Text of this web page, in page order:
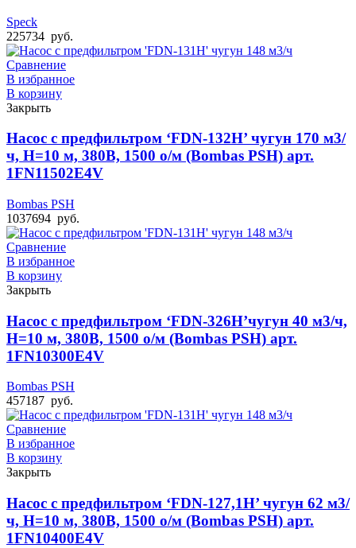
Speck
225734 руб.
Сравнение
В избранное
В корзину
Закрыть
Насос с предфильтром ‘FDN-132H’ чугун 170 м3/
ч, Н=10 м, 380В, 1500 о/м (Bombas PSH) арт.
1FN11502E4V
Bombas PSH
1037694 руб.
Сравнение
В избранное
В корзину
Закрыть
Насос с предфильтром ‘FDN-326H’чугун 40 м3/ч,
Н=10 м, 380В, 1500 о/м (Bombas PSH) арт.
1FN10300E4V
Bombas PSH
457187 руб.
Сравнение
В избранное
В корзину
Закрыть
Насос с предфильтром ‘FDN-127,1H’ чугун 62 м3/
ч, Н=10 м, 380В, 1500 о/м (Bombas PSH) арт.
1FN10400E4V